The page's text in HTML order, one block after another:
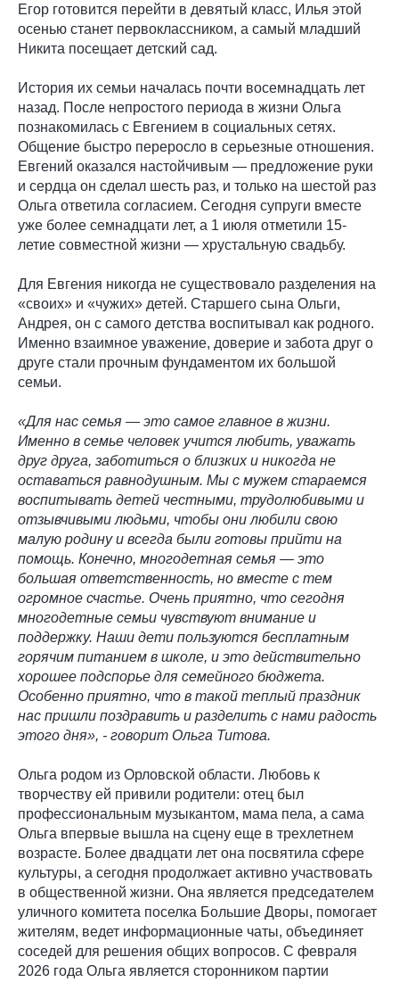
Егор готовится перейти в девятый класс, Илья этой
осенью станет первоклассником, а самый младший
Никита посещает детский сад.
История их семьи началась почти восемнадцать лет
назад. После непростого периода в жизни Ольга
познакомилась с Евгением в социальных сетях.
Общение быстро переросло в серьезные отношения.
Евгений оказался настойчивым — предложение руки
и сердца он сделал шесть раз, и только на шестой раз
Ольга ответила согласием. Сегодня супруги вместе
уже более семнадцати лет, а 1 июля отметили 15-
летие совместной жизни — хрустальную свадьбу.
Для Евгения никогда не существовало разделения на
«своих» и «чужих» детей. Старшего сына Ольги,
Андрея, он с самого детства воспитывал как родного.
Именно взаимное уважение, доверие и забота друг о
друге стали прочным фундаментом их большой
семьи.
«Для нас семья — это самое главное в жизни.
Именно в семье человек учится любить, уважать
друг друга, заботиться о близких и никогда не
оставаться равнодушным. Мы с мужем стараемся
воспитывать детей честными, трудолюбивыми и
отзывчивыми людьми, чтобы они любили свою
малую родину и всегда были готовы прийти на
помощь. Конечно, многодетная семья — это
большая ответственность, но вместе с тем
огромное счастье. Очень приятно, что сегодня
многодетные семьи чувствуют внимание и
поддержку. Наши дети пользуются бесплатным
горячим питанием в школе, и это действительно
хорошее подспорье для семейного бюджета.
Особенно приятно, что в такой теплый праздник
нас пришли поздравить и разделить с нами радость
этого дня», - говорит Ольга Титова.
Ольга родом из Орловской области. Любовь к
творчеству ей привили родители: отец был
профессиональным музыкантом, мама пела, а сама
Ольга впервые вышла на сцену еще в трехлетнем
возрасте. Более двадцати лет она посвятила сфере
культуры, а сегодня продолжает активно участвовать
в общественной жизни. Она является председателем
уличного комитета поселка Большие Дворы, помогает
жителям, ведет информационные чаты, объединяет
соседей для решения общих вопросов. С февраля
2026 года Ольга является сторонником партии